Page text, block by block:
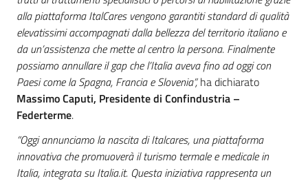
alla piattaforma ItalCares vengono garantiti standard di qualità
elevatissimi accompagnati dalla bellezza del territorio italiano e
da un’assistenza che mette al centro la persona. Finalmente
possiamo annullare il gap che l’Italia aveva fino ad oggi con
Paesi come la Spagna, Francia e Slovenia”,ha dichiarato
Massimo Caputi, Presidente di Confindustria –
Federterme.
“Oggi annunciamo la nascita di Italcares, una piattaforma
innovativa che promuoverà il turismo termale e medicale in
Italia, integrata su Italia.it. Questa iniziativa rappresenta un